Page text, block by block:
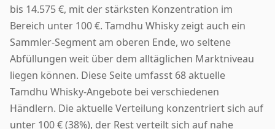
bis 14.575 €, mit der stärksten Konzentration im
Bereich unter 100 €. Tamdhu Whisky zeigt auch ein
Sammler-Segment am oberen Ende, wo seltene
Abfüllungen weit über dem alltäglichen Marktniveau
liegen können. Diese Seite umfasst 68 aktuelle
Tamdhu Whisky-Angebote bei verschiedenen
Händlern. Die aktuelle Verteilung konzentriert sich auf
unter 100 € (38%), der Rest verteilt sich auf nahe